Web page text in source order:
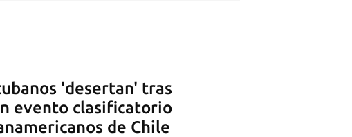
'desertan' tras
evento clasificatorio
de Chile